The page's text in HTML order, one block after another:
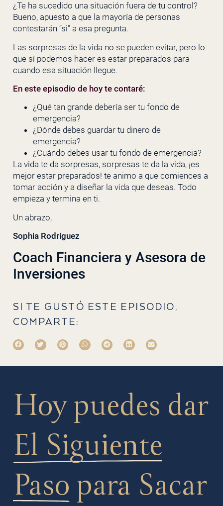
¿Te ha sucedido una situación fuera de tu control?
Bueno, apuesto a que la mayoría de personas
contestarán “si” a esa pregunta.
Las sorpresas de la vida no se pueden evitar, pero lo
que sí podemos hacer es estar preparados para
cuando esa situación llegue.
En este episodio de hoy te contaré:
¿Qué tan grande debería ser tu fondo de
emergencia?
¿Dónde debes guardar tu dinero de
emergencia?
¿Cuándo debes usar tu fondo de emergencia?
La vida te da sorpresas, sorpresas te da la vida, ¡es
mejor estar preparados! te animo a que comiences a
tomar acción y a diseñar la vida que deseas. Todo
empieza y termina en ti.
Un abrazo,
Sophia Rodriguez
Coach Financiera y Asesora de
Inversiones
SI TE GUSTÓ ESTE EPISODIO,
COMPARTE:
Hoy puedes dar
El Siguiente
Paso para Sacar